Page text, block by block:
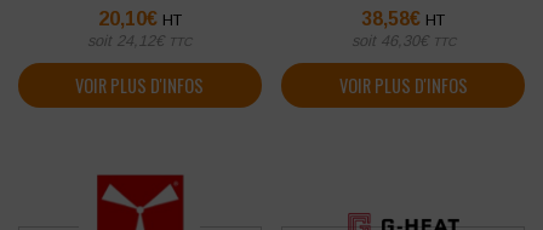
20,10€ HT
soit 24,12€ TTC
VOIR PLUS D'INFOS
38,58€ HT
soit 46,30€ TTC
VOIR PLUS D'INFOS